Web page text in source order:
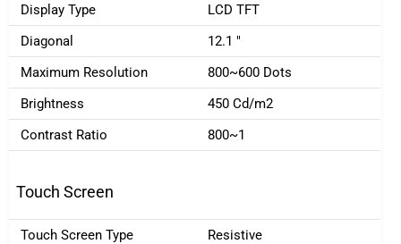
Display Type
LCD TFT
Diagonal
12.1 "
Maximum Resolution
800~600 Dots
Brightness
450 Cd/m2
Contrast Ratio
800~1
Touch Screen
Touch Screen Type Resistive